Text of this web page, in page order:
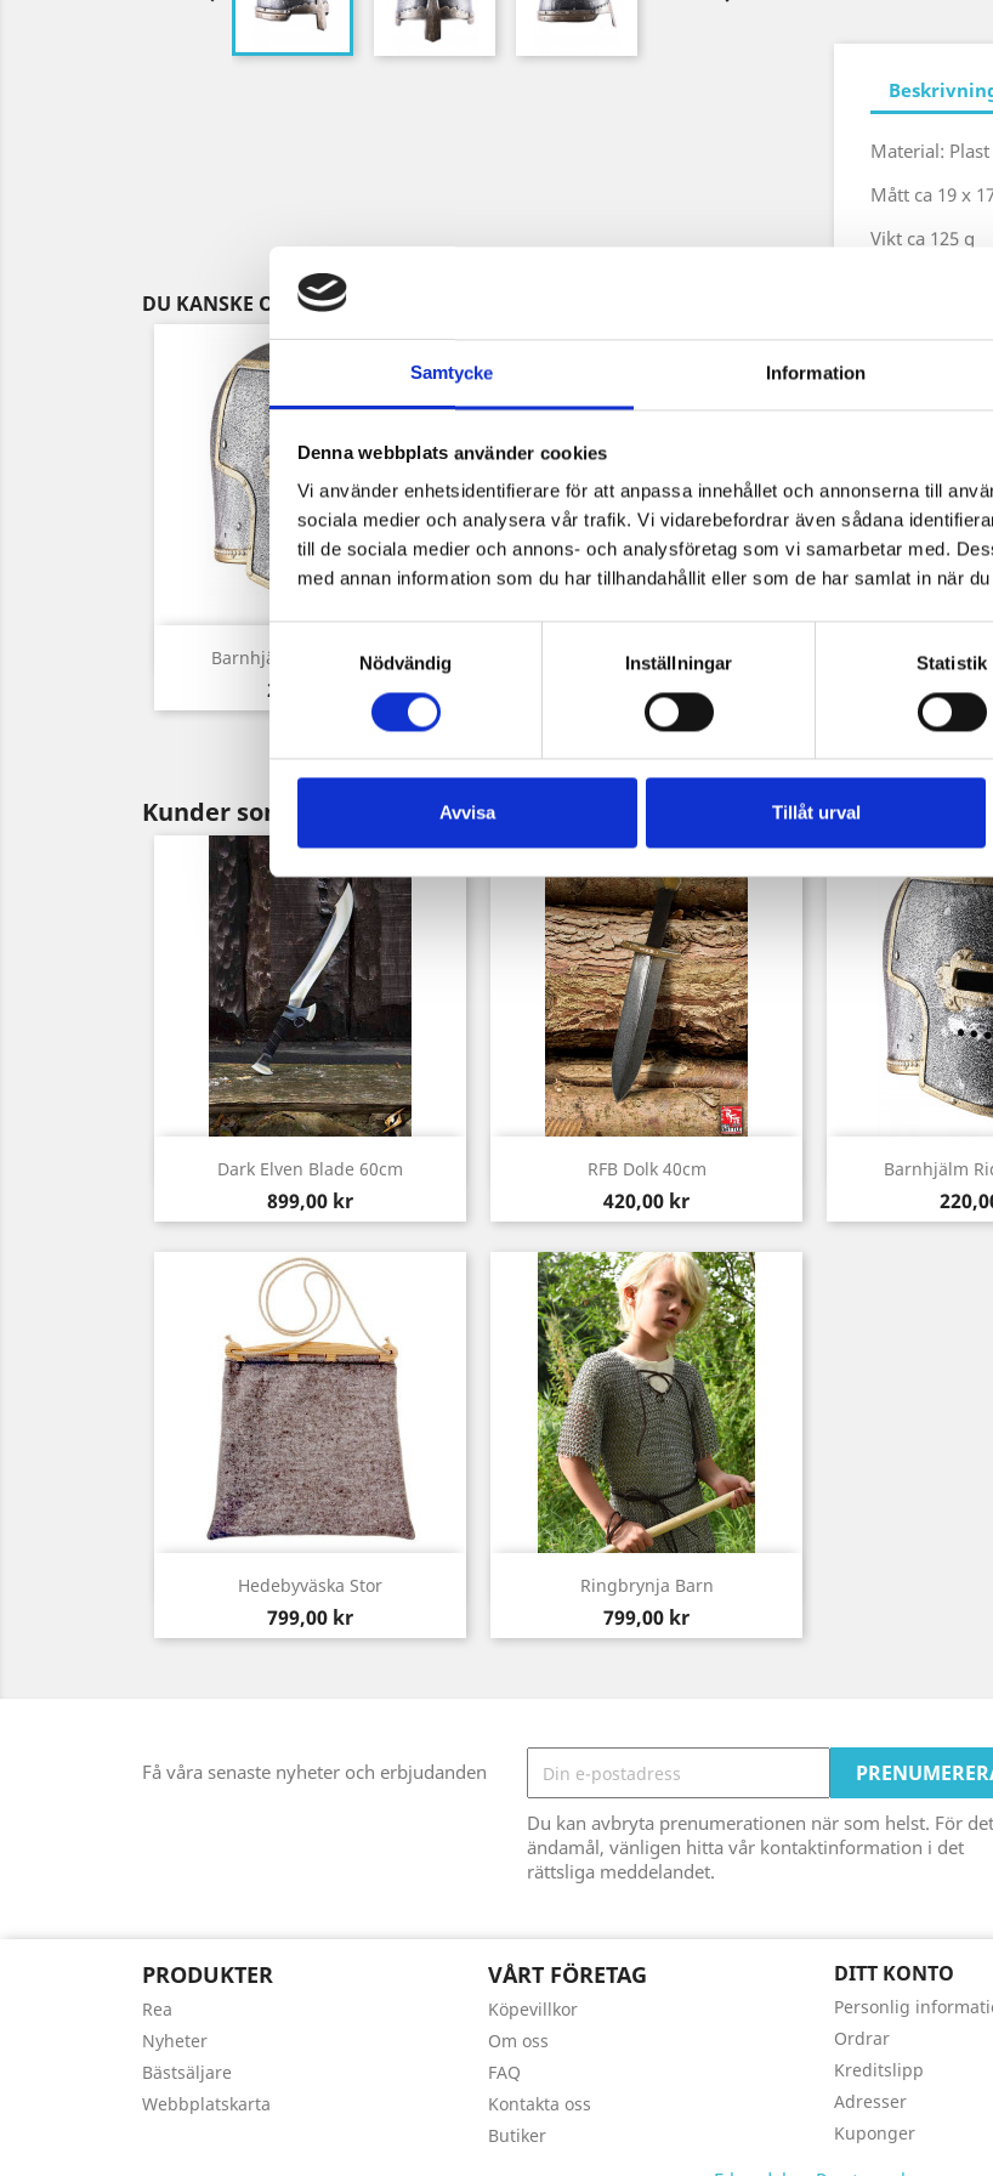
Samtycke Information
Denna webbplats använder cookies
Vi använder enhetsidentifierare för att anpassa innehållet och annonserna till
sociala medier och analysera vår trafik. Vi vidarebefordrar även sådana
till de sociala medier och annons- och analysföretag som vi samarbetar med.
med annan information som du har tillhandahållit eller som de har samlat in när
Nödvändig
Inställningar Statistik
Avvisa Tillåt urval
Material: Plast
Mått ca 19 x
Vikt ca 125 g
DU KANSKE OCKSÅ GILLAR
Barnhjälm Riddare Plast
Pris
220,00 kr
 Snabbvy
Kunder som köpt denna produkt köpte också:
Dark Elven Blade 60cm
Pris
899,00 kr
Snabbvy RFB Dolk 40cm
Pris
420,00 kr
 Snabbvy Barnhjälm
Pris

Hedebyväska Stor
Pris
799,00 kr
Snabbvy Ringbrynja Barn
Pris
799,00 kr
Snabbvy
Få våra senaste nyheter och erbjudanden
Du kan avbryta prenumerationen när som helst. För
ändamål, vänligen hitta vår kontaktinformation i det
rättsliga meddelandet.
PRODUKTER
Rea
Nyheter
Bästsäljare
Webbplatskarta
VÅRT FÖRETAG
Köpevillkor
Om oss
FAQ
Kontakta oss
Butiker
DITT KONTO
Personlig
Ordrar
Kreditslipp
Adresser
Kuponger